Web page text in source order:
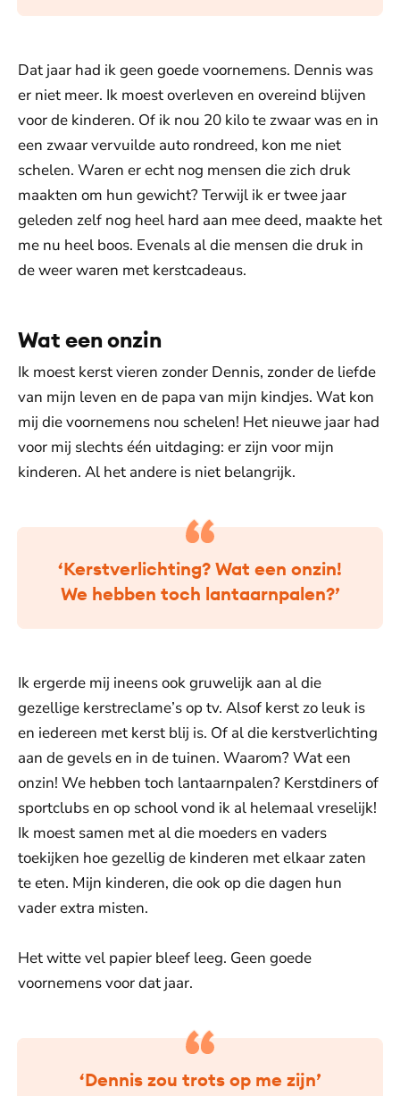
Dat jaar had ik geen goede voornemens. Dennis was
er niet meer. Ik moest overleven en overeind blijven
voor de kinderen. Of ik nou 20 kilo te zwaar was en in
een zwaar vervuilde auto rondreed, kon me niet
schelen. Waren er echt nog mensen die zich druk
maakten om hun gewicht? Terwijl ik er twee jaar
geleden zelf nog heel hard aan mee deed, maakte het
me nu heel boos. Evenals al die mensen die druk in
de weer waren met kerstcadeaus.
Wat een onzin
Ik moest kerst vieren zonder Dennis, zonder de liefde
van mijn leven en de papa van mijn kindjes. Wat kon
mij die voornemens nou schelen! Het nieuwe jaar had
voor mij slechts één uitdaging: er zijn voor mijn
kinderen. Al het andere is niet belangrijk.
‘Kerstverlichting? Wat een onzin!
We hebben toch lantaarnpalen?’
Ik ergerde mij ineens ook gruwelijk aan al die
gezellige kerstreclame’s op tv. Alsof kerst zo leuk is
en iedereen met kerst blij is. Of al die kerstverlichting
aan de gevels en in de tuinen. Waarom? Wat een
onzin! We hebben toch lantaarnpalen? Kerstdiners of
sportclubs en op school vond ik al helemaal vreselijk!
Ik moest samen met al die moeders en vaders
toekijken hoe gezellig de kinderen met elkaar zaten
te eten. Mijn kinderen, die ook op die dagen hun
vader extra misten.
Het witte vel papier bleef leeg. Geen goede
voornemens voor dat jaar.
‘Dennis zou trots op me zijn’